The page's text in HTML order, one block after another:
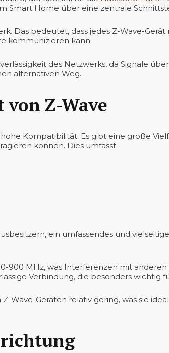
Smart Home über eine zentrale
Das bedeutet, dass jedes Z-Wave-
kommunizieren kann.
des Netzwerks, da Signale
alternativen Weg.
Z-Wave
Kompatibilität. Es gibt eine große
können. Dies umfasst
ein umfassendes und
900 MHz, was Interferenzen mit
Verbindung, die besonders wichtig
Wave-Geräten relativ gering, was sie